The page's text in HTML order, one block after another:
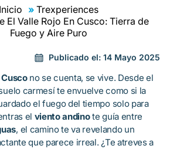
Inicio
Trexperiences
El Valle Rojo En Cusco: Tierra de
Fuego y Aire Puro
Publicado el:14 Mayo 2025
no se cuenta, se vive. Desde el
carmesí te envuelve como si la
el fuego del tiempo solo para
el viento andinote guía entre
, el camino te va revelando un
que parece irreal. ¿Te atreves a